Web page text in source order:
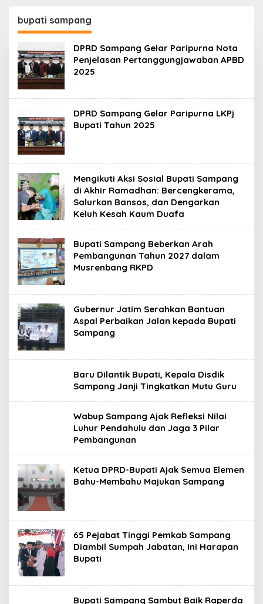
bupati sampang
DPRD Sampang Gelar Paripurna Nota
Penjelasan Pertanggungjawaban APBD
2025
DPRD Sampang Gelar Paripurna LKPj
Bupati Tahun 2025
Mengikuti Aksi Sosial Bupati Sampang
di Akhir Ramadhan: Bercengkerama,
Salurkan Bansos, dan Dengarkan
Keluh Kesah Kaum Duafa
Bupati Sampang Beberkan Arah
Pembangunan Tahun 2027 dalam
Musrenbang RKPD
Gubernur Jatim Serahkan Bantuan
Aspal Perbaikan Jalan kepada Bupati
Sampang
Baru Dilantik Bupati, Kepala Disdik
Sampang Janji Tingkatkan Mutu Guru
Wabup Sampang Ajak Refleksi Nilai
Luhur Pendahulu dan Jaga 3 Pilar
Pembangunan
Ketua DPRD-Bupati Ajak Semua Elemen
Bahu-Membahu Majukan Sampang
65 Pejabat Tinggi Pemkab Sampang
Diambil Sumpah Jabatan, Ini Harapan
Bupati
Bupati Sampang Sambut Baik Raperda